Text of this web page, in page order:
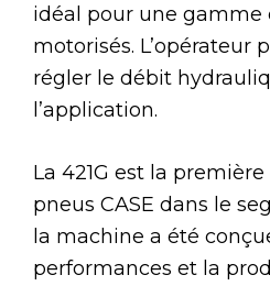
idéal pour une gamme
motorisés. L’opérateur
régler le débit
l’application.
La 421G est la
pneus CASE dans le
la machine a été
performances et la